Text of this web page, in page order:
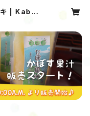
キ | Kabos